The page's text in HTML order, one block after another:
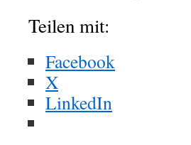
Teilen mit:
Facebook
X
LinkedIn